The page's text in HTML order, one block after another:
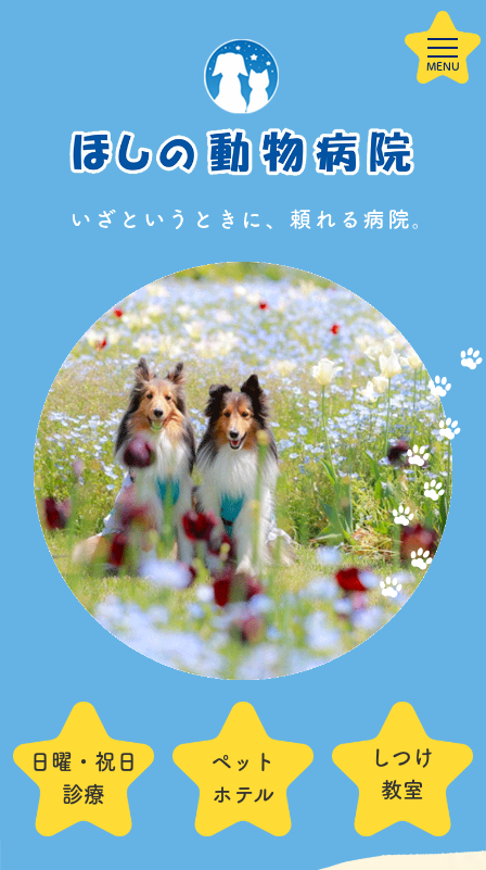
診療案内 サービス案内
子犬を迎えた方
へ
スタッフ紹介 アクセス よくある質問
採用情報 ご予約
〒456-0012 名古屋市熱田区沢上2丁目5-27
052-671-8543
日曜・祝日
診療
ペット
ホテル
しつけ
教室